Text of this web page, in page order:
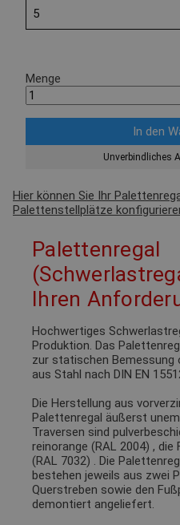
Menge
Unverbindliches
Hier können Sie Ihr
Palettenstellplätze
Palettenregal
Ihren
Hochwertiges
Produktion. Das
zur statischen
aus Stahl nach DIN EN
Die Herstellung aus
Palettenregal äußerst
Traversen sind
reinorange (RAL 2004) , die
(RAL 7032) . Die
bestehen jeweils aus zwei
Querstreben sowie den
demontiert angeliefert.